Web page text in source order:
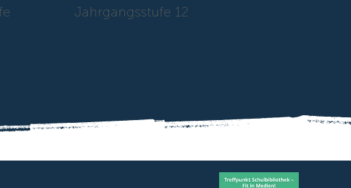
Jahrgangsstufe 12